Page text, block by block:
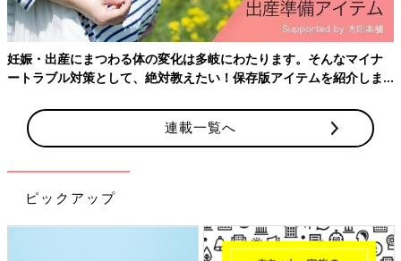
さくさくさんは、7分丈のサマナルパンツを購入。個人的に紫が
とかなりお買い得だったんだとか。7分丈なら、これから暖かく
なる時期にも役立ちますよね。値下げのサマナルパンツは要チェ
妊娠・出産にまつわる体の変化は多岐にわたります。そんなマイナ
ートラブル対策として、絶対教えたい！保存版アイテムを紹介しま
連載一覧へ
ピックアップ